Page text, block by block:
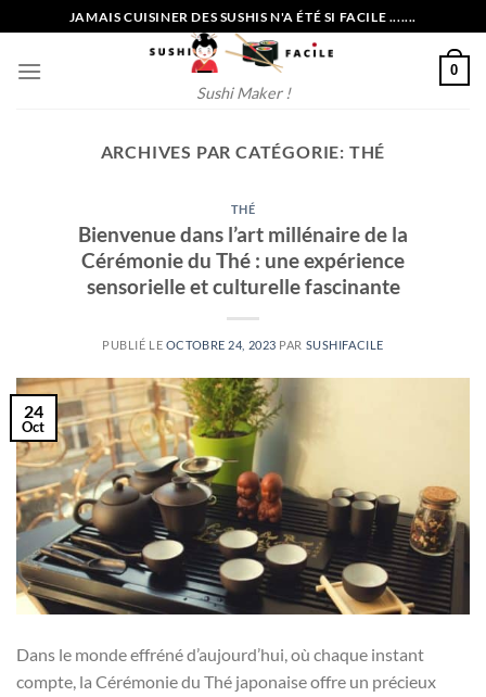
au
contenu
JAMAIS CUISINER DES SUSHIS N'A ÉTÉ SI FACILE .......
Sushi Maker !
0
ARCHIVES PAR CATÉGORIE: THÉ
THÉ
Bienvenue dans l’art millénaire de la
Cérémonie du Thé : une expérience
sensorielle et culturelle fascinante
PUBLIÉ LE OCTOBRE 24, 2023 PAR SUSHIFACILE
24
Oct
Dans le monde effréné d’aujourd’hui, où chaque instant
compte, la Cérémonie du Thé japonaise offre un précieux